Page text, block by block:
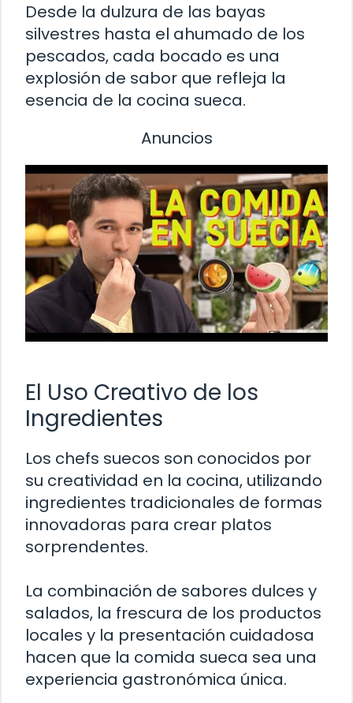
Desde la dulzura de las bayas
silvestres hasta el ahumado de los
pescados, cada bocado es una
explosión de sabor que refleja la
esencia de la cocina sueca.
Anuncios
El Uso Creativo de los
Ingredientes
Los chefs suecos son conocidos por
su creatividad en la cocina, utilizando
ingredientes tradicionales de formas
innovadoras para crear platos
sorprendentes.
La combinación de sabores dulces y
salados, la frescura de los productos
locales y la presentación cuidadosa
hacen que la comida sueca sea una
experiencia gastronómica única.